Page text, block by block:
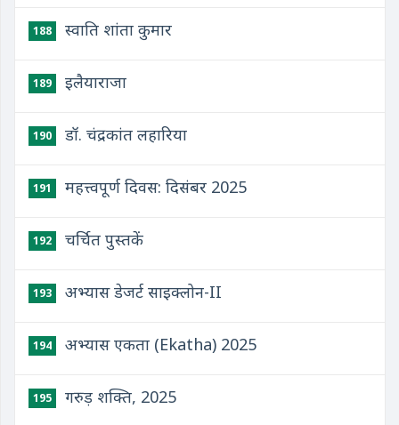
188 स्वाति शांता कुमार
189 इलैयाराजा
190 डॉ. चंद्रकांत लहारिया
191 महत्त्वपूर्ण दिवस: दिसंबर 2025
192 चर्चित पुस्तकें
193 अभ्यास डेजर्ट साइक्लोन-II
194 अभ्यास एकता (Ekatha) 2025
195 गरुड़ शक्ति, 2025